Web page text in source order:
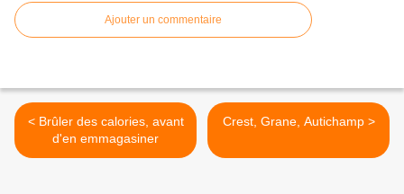
Ajouter un commentaire
< Brûler des calories, avant
d'en emmagasiner
Crest, Grane, Autichamp >